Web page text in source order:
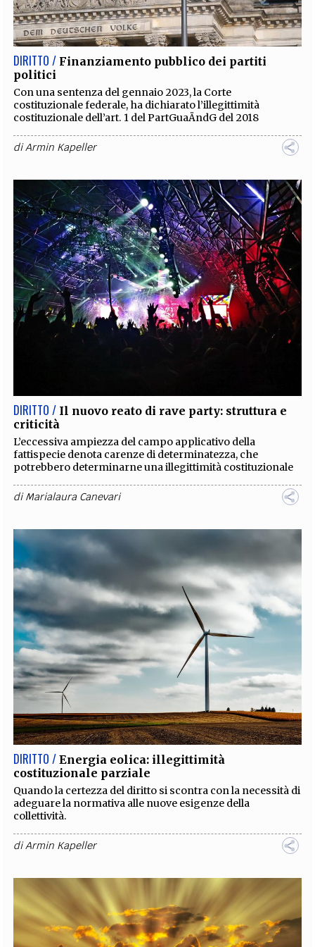
EXTRA
CODICI RUBRICHE LIBRI PROCEEDINGS PUBBLICITÀ CONTATTI
SOCIAL MEDIA
DIRITTO / Finanziamento pubblico dei partiti
politici
Con una sentenza del gennaio 2023, la Corte
costituzionale federale, ha dichiarato l’illegittimità
costituzionale dell’art. 1 del PartGuaÄndG del 2018
diArmin Kapeller
DIRITTO / Il nuovo reato di rave party: struttura e
criticità
L’eccessiva ampiezza del campo applicativo della
fattispecie denota carenze di determinatezza, che
potrebbero determinarne una illegittimità costituzionale
diMarialaura Canevari
DIRITTO / Energia eolica: illegittimità
costituzionale parziale
Quando la certezza del diritto si scontra con la necessità di
adeguare la normativa alle nuove esigenze della
collettività.
diArmin Kapeller